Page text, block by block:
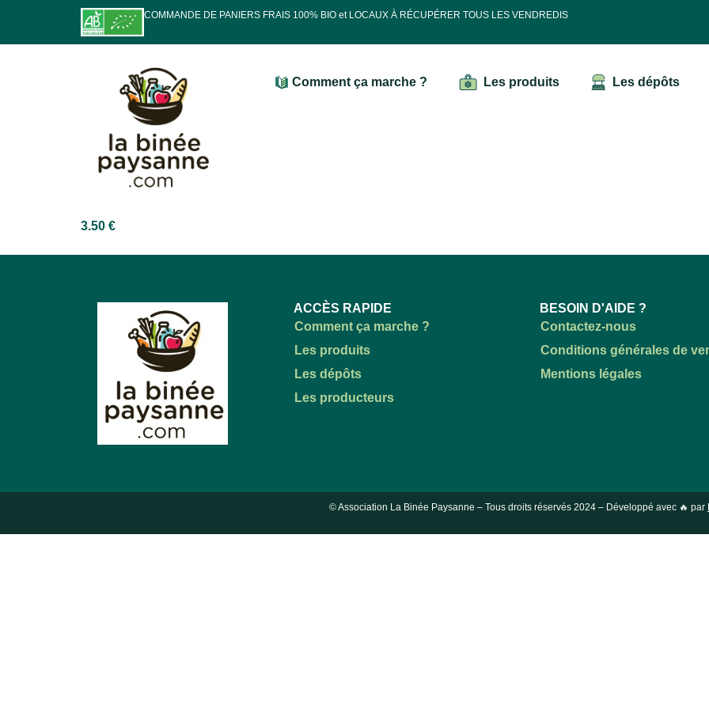
COMMANDE DE PANIERS FRAIS 100% BIO et LOCAUX À RÉCUPÉRER TOUS LES VENDREDIS
Comment ça marche ? Les produits Les dépôts
3.50 €
ACCÈS RAPIDE
Comment ça marche ?
Les produits
Les dépôts
Les producteurs
BESOIN D'AIDE ?
Contactez-nous
Conditions générales de
Mentions légales
© Association La Binée Paysanne – Tous droits réservés 2024 – Développé avec 🔥 par